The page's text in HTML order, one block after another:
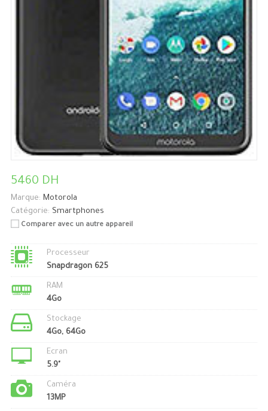
5460 DH
Marque: Motorola
Catégorie: Smartphones
Comparer avec un autre appareil
Processeur
Snapdragon 625
RAM
4Go
Stockage
4Go, 64Go
Ecran
5.9"
Caméra
13MP